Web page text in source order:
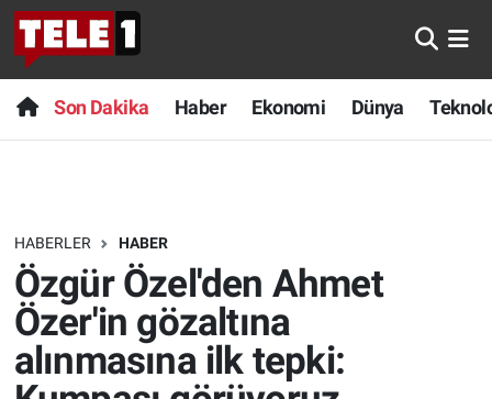
Son Dakika Haber Ekonomi Dünya
HABERLER HABER
Özgür Özel'den Ahmet
Özer'in gözaltına
alınmasına ilk tepki:
Anında Manşet
Başka Sohbetler
Bilim turu
Bilim ve Teknoloji Evreni
Doğa Konuşuyor
Son Dakika
Haber
Dünya
Teknoloji
Sağlık
Nöbetçi Eczaneler
Hava Durumu
Trafik Durumu
Süper Lig Puan Durumu ve Fikstür
Tüm Manşetler